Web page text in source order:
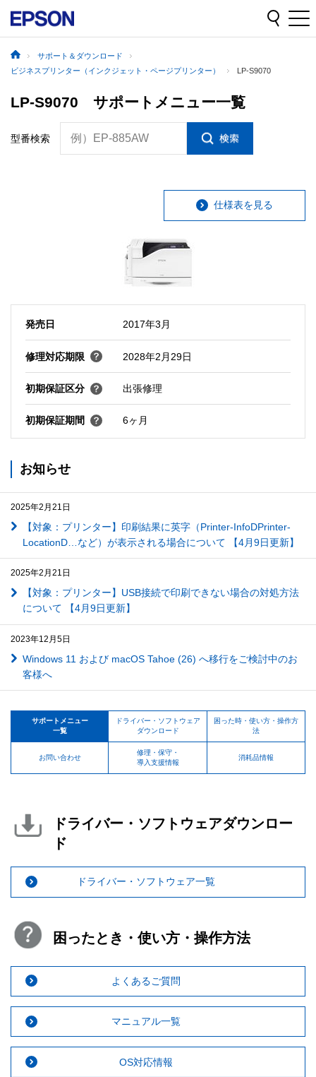
サポート＆ダウンロード
ビジネスプリンター（インクジェット・ページプリンター）
LP-S9070
LP-S9070 サポートメニュー一覧
型番検索 例）EP-885AW
仕様表を見る
発売日 2017年3月
修理対応期限 2028年2月29日
初期保証区分 出張修理
初期保証期間 6ヶ月
お知らせ
2025年2月21日
【対象：プリンター】印刷結果に英字（Printer-InfoDPrinter-
LocationD…など）が表示される場合について 【4月9日更新】
2025年2月21日
【対象：プリンター】USB接続で印刷できない場合の対処方法
について 【4月9日更新】
2023年12月5日
Windows 11 および macOS Tahoe (26) へ移行をご検討中のお
客様へ
サポートメニュー
一覧
ドライバー・ソフトウェア
ダウンロード
困った時・使い方・操作方
法
お問い合わせ
修理・保守・
導入支援情報
消耗品情報
ドライバー・ソフトウェアダウンロー
ド
ドライバー・ソフトウェア一覧
困ったとき・使い方・操作方法
よくあるご質問
マニュアル一覧
OS対応情報